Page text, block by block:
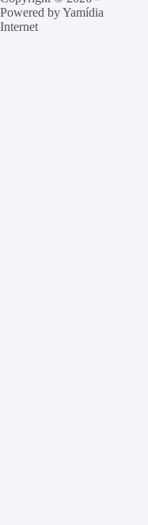
Powered byYamídia
Internet